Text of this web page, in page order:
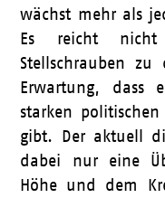
wächst mehr als
Es reicht
Stellschrauben
Erwartung, dass
starken
gibt. Der aktuell
dabei nur eine
Höhe und dem